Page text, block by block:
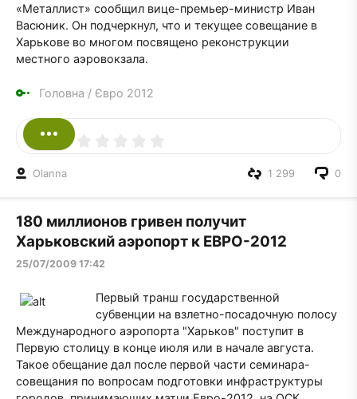
«Металлист» сообщил вице-премьер-министр Иван
Васюник. Он подчеркнул, что и текущее совещание в
Харькове во многом посвящено реконструкции
местного аэровокзала.
Головна / Євро 2012
Olanna 0
1 299
180 миллионов гривен получит
Харьковский аэропорт к ЕВРО-2012
25/07/2009 17:42
Первый транш государственной
субвенции на взлетно-посадочную полосу
Международного аэропорта "Харьков" поступит в
Первую столицу в конце июля или в начале августа.
Такое обещание дал после первой части семинара-
совещания по вопросам подготовки инфраструктуры